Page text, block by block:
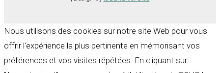
Nous utilisons des cookies sur notre site Web pour vous
offrir l'expérience la plus pertinente en mémorisant vos
préférences et vos visites répétées. En cliquant sur